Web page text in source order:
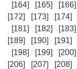
[164]
[165] [166]
[172]
[173] [174]
[181]
[182] [183]
[189]
[190] [191]
[198]
[199] [200]
[206]
[207] [208]